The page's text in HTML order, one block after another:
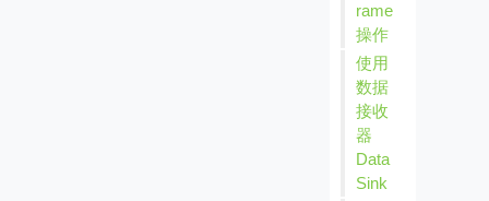
rame
操作
使用
数据
接收
器
Data
Sink